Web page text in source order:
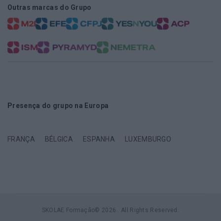
Outras marcas do Grupo
Presença do grupo na Europa
FRANÇA BÉLGICA ESPANHA LUXEMBURGO
SKOLAE Formação© 2026 . All Rights Reserved.